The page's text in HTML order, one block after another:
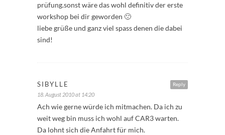
prüfung.sonst wäre das wohl definitiv der erste
workshop bei dir geworden 🙁
liebe grüße und ganz viel spass denen die dabei
sind!
Reply
SIBYLLE
18. August 2010 at 14:20
Ach wie gerne würde ich mitmachen. Da ich zu
weit weg bin muss ich wohl auf CAR3 warten.
Da lohnt sich die Anfahrt für mich.